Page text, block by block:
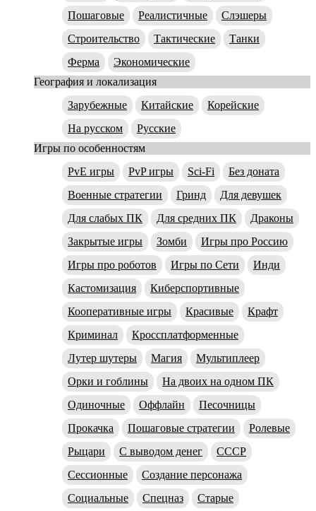
Пошаговые
Реалистичные
Слэшеры
Строительство
Тактические
Танки
Ферма
Экономические
География и локализация
Зарубежные
Китайские
Корейские
На русском
Русские
Игры по особенностям
PvE игры
PvP игры Sci-Fi
Без доната
Военные стратегии
Гринд
Для девушек
Для слабых ПК
Для средних ПК
Драконы
Закрытые игры
Зомби
Игры про Россию
Игры про роботов
Игры по Сети
Инди
Кастомизация
Киберспортивные
Кооперативные игры
Красивые
Крафт
Криминал
Кроссплатформенные
Лутер шутеры
Магия
Мультиплеер
Орки и гоблины
На двоих на одном ПК
Одиночные
Оффлайн
Песочницы
Прокачка
Пошаговые стратегии
Ролевые
Рыцари
С выводом денег
СССР
Сессионные
Создание персонажа
Социальные
Спецназ
Старые